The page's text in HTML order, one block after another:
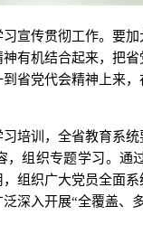
传贯彻工作。要加
有机结合起来，把
省党代会精神上来
训，全省教育系统
，组织专题学习。通
组织广大党员全面
深入开展“全覆盖、